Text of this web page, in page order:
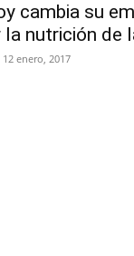
cambia su
la nutrición de
12 enero, 2017